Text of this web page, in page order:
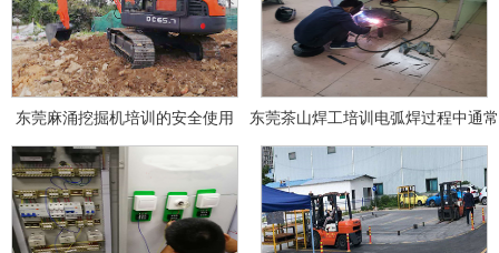
东莞麻涌挖掘机培训的安全使用
东莞茶山焊工培训电弧焊过程中通常
会采取以下措施